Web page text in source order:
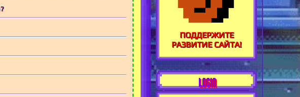
ПОДДЕРЖИТЕ
РАЗВИТИЕ САЙТА!
LOGIN